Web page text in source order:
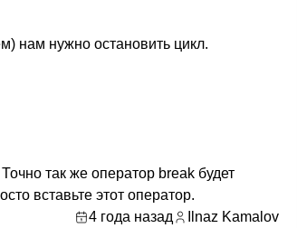
нам нужно остановить цикл.
так же оператор break будет
вставьте этот оператор.
4 года назад
Ilnaz Kamalov